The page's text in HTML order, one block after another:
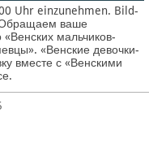
Uhr einzunehmen. Bild-
ваше
мальчиков-
«Венские девочки-
вместе с «Венскими